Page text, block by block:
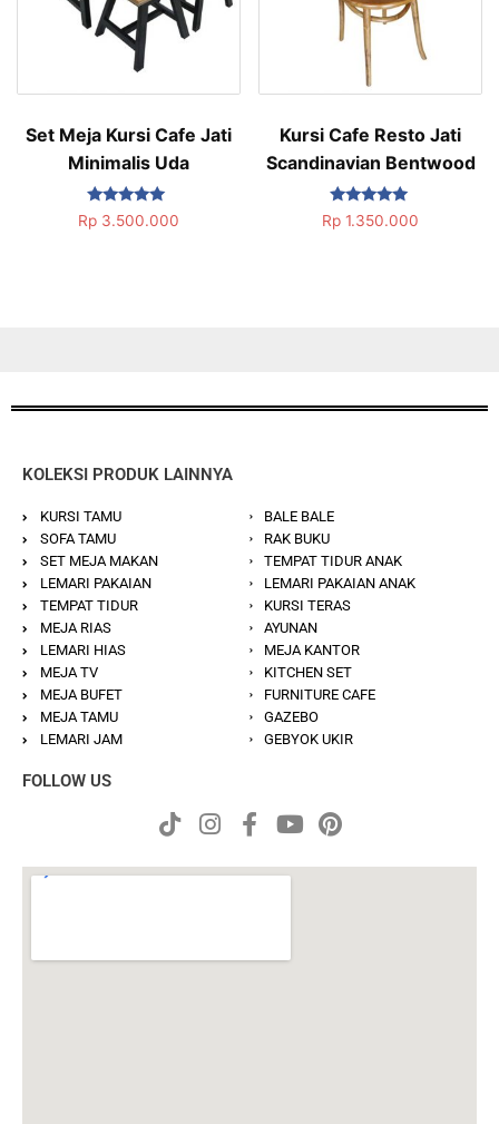
Set Meja Kursi Cafe Jati
Minimalis Uda
Dinilai
5.00
Rp3.500.000
Kursi Cafe Resto Jati
Scandinavian Bentwood
Dinilai
5.00
Rp 1.350.000
KOLEKSI PRODUK LAINNYA
KURSI TAMU
SOFA TAMU
SET MEJA MAKAN
LEMARI PAKAIAN
TEMPAT TIDUR
MEJA RIAS
LEMARI HIAS
MEJA TV
MEJA BUFET
MEJA TAMU
LEMARI JAM
BALE BALE
RAK BUKU
TEMPAT TIDUR ANAK
LEMARI PAKAIAN ANAK
KURSI TERAS
AYUNAN
MEJA KANTOR
KITCHEN SET
FURNITURE CAFE
GAZEBO
GEBYOK UKIR
FOLLOW US